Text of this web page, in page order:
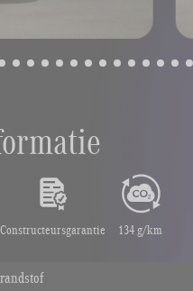
Constructeursgarantie 134 g/km